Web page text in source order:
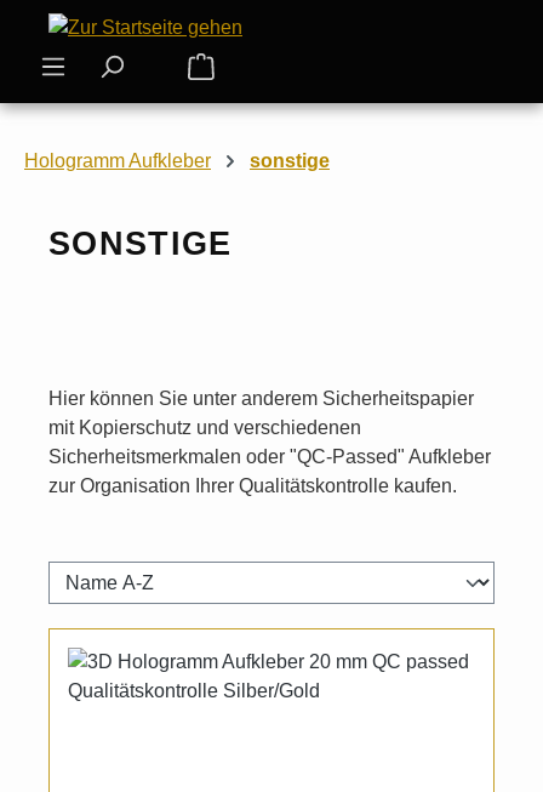
Zum Hauptinhalt springen
Warenkorb enthält 0 Positionen.
Hologramm Aufkleber sonstige
SONSTIGE
Hier können Sie unter anderem Sicherheitspapier
mit Kopierschutz und verschiedenen
Sicherheitsmerkmalen oder "QC-Passed" Aufkleber
zur Organisation Ihrer Qualitätskontrolle kaufen.